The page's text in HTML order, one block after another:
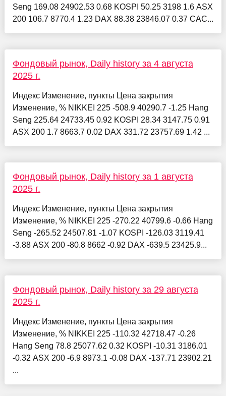
Seng 169.08 24902.53 0.68 KOSPI 50.25 3198 1.6 ASX
200 106.7 8770.4 1.23 DAX 88.38 23846.07 0.37 CAC...
Фондовый рынок, Daily history за 4 августа
2025 г.
Индекс Изменение, пункты Цена закрытия
Изменение, % NIKKEI 225 -508.9 40290.7 -1.25 Hang
Seng 225.64 24733.45 0.92 KOSPI 28.34 3147.75 0.91
ASX 200 1.7 8663.7 0.02 DAX 331.72 23757.69 1.42 ...
Фондовый рынок, Daily history за 1 августа
2025 г.
Индекс Изменение, пункты Цена закрытия
Изменение, % NIKKEI 225 -270.22 40799.6 -0.66 Hang
Seng -265.52 24507.81 -1.07 KOSPI -126.03 3119.41
-3.88 ASX 200 -80.8 8662 -0.92 DAX -639.5 23425.9...
Фондовый рынок, Daily history за 29 августа
2025 г.
Индекс Изменение, пункты Цена закрытия
Изменение, % NIKKEI 225 -110.32 42718.47 -0.26
Hang Seng 78.8 25077.62 0.32 KOSPI -10.31 3186.01
-0.32 ASX 200 -6.9 8973.1 -0.08 DAX -137.71 23902.21
...